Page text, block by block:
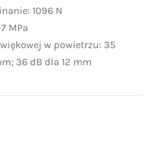
1096 N
MPa
w powietrzu: 35
36 dB dla 12 mm